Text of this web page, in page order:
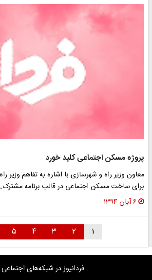
پروژه مسکن اجتماعی کلید خورد
معاون وزیر راه و شهرسازی با اشاره به تفاهم وزیر
برای ساخت مسکن اجتماعی در قالب برنامه
۶ آبان ۱۳۹۴
۱ ۲ ۳ ۴ ۵
فردانیوز در شبکه‌های اجتماعی